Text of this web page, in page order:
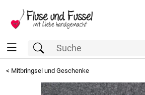
< Mitbringsel und Geschenke